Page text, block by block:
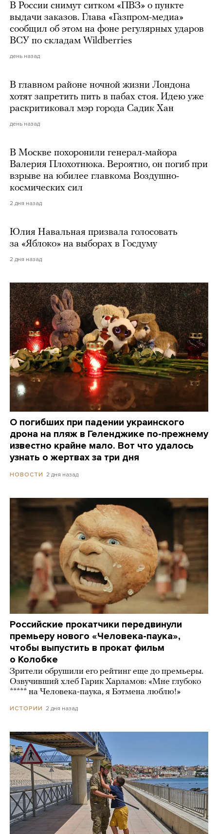
В России снимут ситком «ПВЗ» о пункте
выдачи заказов. Глава «Газпром-медиа»
сообщил об этом на фоне регулярных ударов
ВСУ по складам Wildberries
день назад
В главном районе ночной жизни Лондона
хотят запретить пить в пабах стоя. Идею уже
раскритиковал мэр города Садик Хан
день назад
В Москве похоронили генерал-майора
Валерия Плохотнюка. Вероятно, он погиб при
взрыве на юбилее главкома Воздушно-
космических сил
2 дня назад
Юлия Навальная призвала голосовать
за «Яблоко» на выборах в Госдуму
2 дня назад
О погибших при падении украинского
дрона на пляж в Геленджике по-прежнему
известно крайне мало. Вот что удалось
узнать о жертвах за три дня
НОВОСТИ 2 дня назад
Российские прокатчики передвинули
премьеру нового «Человека-паука»,
чтобы выпустить в прокат фильм
о Колобке
Зрители обрушили его рейтинг еще до премьеры.
Озвучивший хлеб Гарик Харламов: «Мне глубоко
***** на Человека-паука, я Бэтмена люблю!»
ИСТОРИИ 2 дня назад